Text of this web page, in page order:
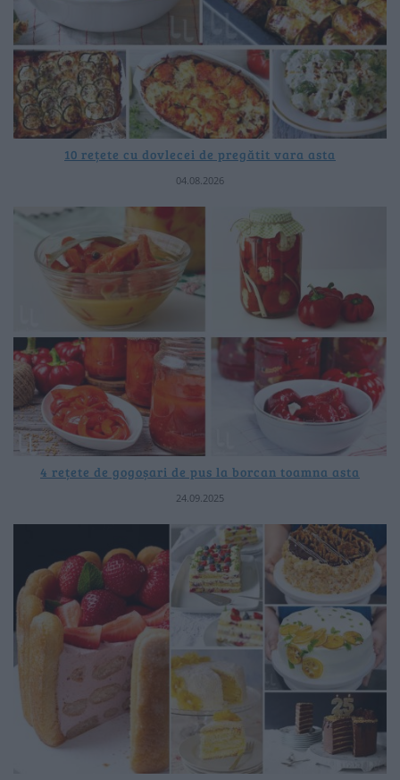
10 rețete cu dovlecei de pregătit vara asta
04.08.2026
4 rețete de gogoșari de pus la borcan toamna asta
24.09.2025